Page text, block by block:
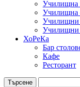
Училищна
Училищна
Училищни
Училищни
ХоРеКа
Бар
Кафе
Ресторант
Търсене